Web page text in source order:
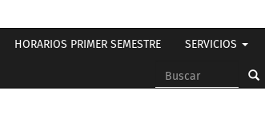
HORARIOS PRIMER SEMESTRE SERVICIOS
Formulario